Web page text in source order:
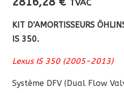
TVAC
KIT D’AMORTISSEURS
IS 350.
Lexus IS 350 (2005-2013)
Système DFV (Dual Flow